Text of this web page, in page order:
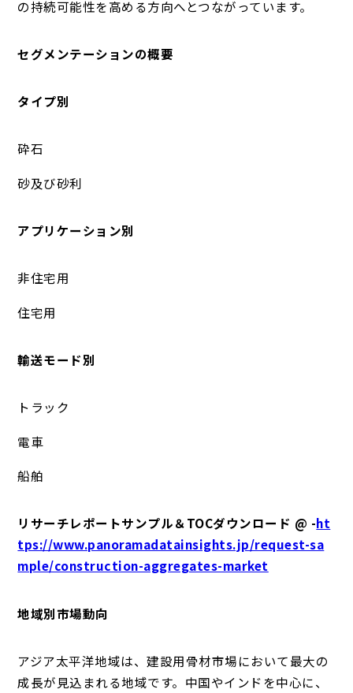
の持続可能性を高める方向へとつながっています。
セグメンテーションの概要
タイプ別
砕石
砂及び砂利
アプリケーション別
非住宅用
住宅用
輸送モード別
トラック
電車
船舶
リサーチレポートサンプル＆TOCダウンロード @ -ht
tps://www.panoramadatainsights.jp/request-sa
mple/construction-aggregates-market
地域別市場動向
アジア太平洋地域は、建設用骨材市場において最大の
成長が見込まれる地域です。中国やインドを中心に、